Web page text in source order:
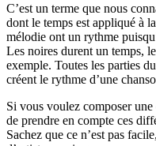
C’est un terme que nous
dont le temps est appliqué à
mélodie ont un rythme
Les noires durent un temps,
exemple. Toutes les parties
créent le rythme d’une
Si vous voulez composer
de prendre en compte ces
Sachez que ce n’est pas